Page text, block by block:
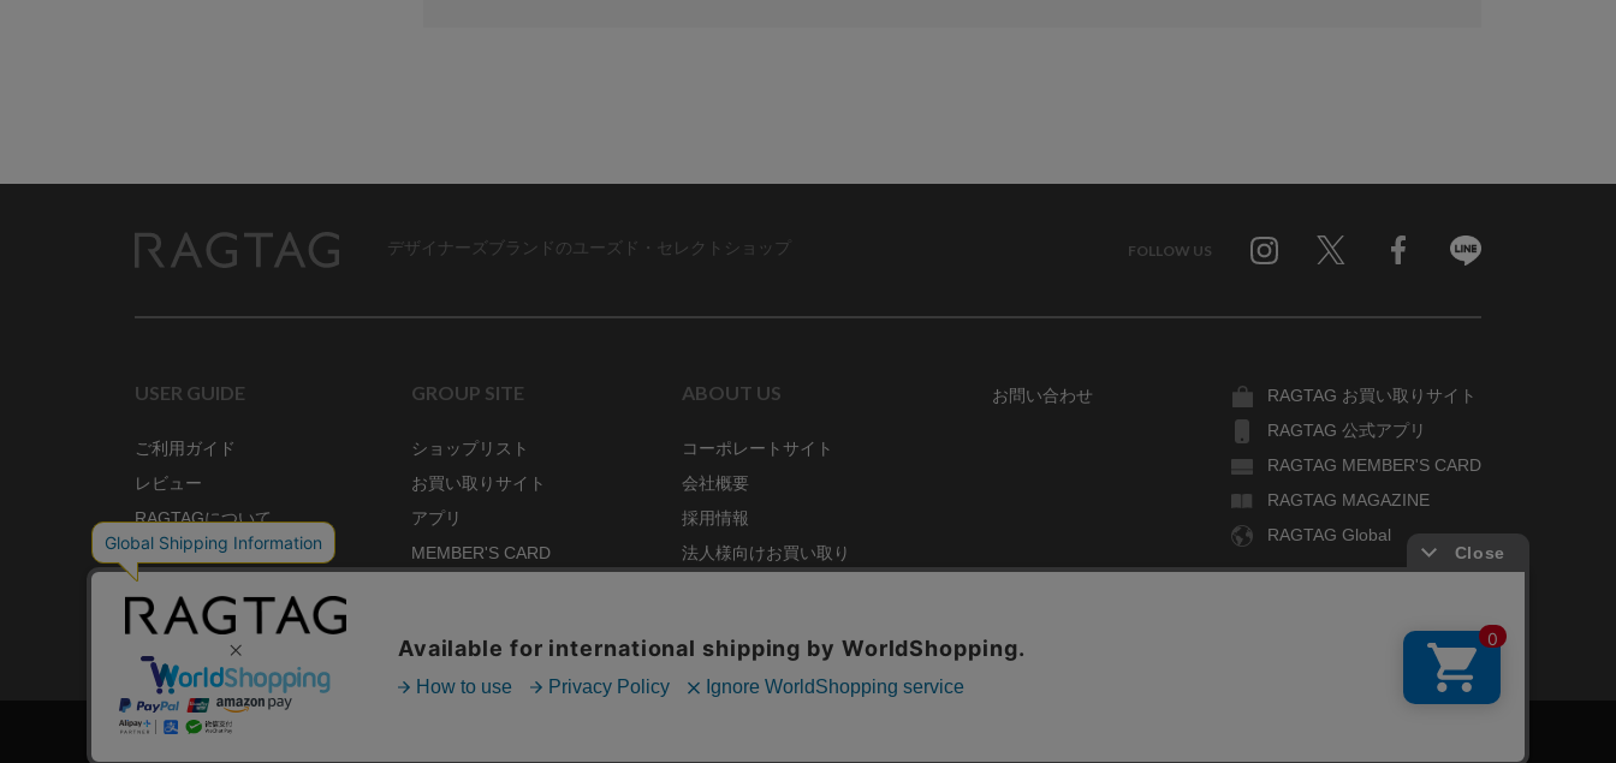
デザイナーズブランドのユーズド・セレクトショップ FOLLOW US
USER GUIDE
ご利用ガイド
レビュー
RAGTAGについて
ご利用規約
プライバシーポリシー
GROUP SITE
ショップリスト
お買い取りサイト
アプリ
MEMBER'S CARD
ABOUT US
コーポレートサイト
会社概要
採用情報
法人様向けお買い取り
お問い合わせ
RAGTAG お買い取りサイト
RAGTAG 公式アプリ
RAGTAG MEMBER'S CARD
RAGTAG MAGAZINE
RAGTAG Global